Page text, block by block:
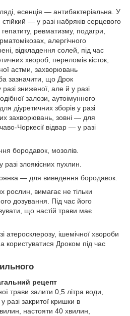
есенція — антибактеріальна. У
— у разі набряків серцевого
ревматизму, подагри,
алергічного
відкладення солей, під час
хвороб, переломів кісток,
астми, захворювань
зазначити, що Дрок
разі зниженої, але й у разі
залози, аутоімунного
діуретичних зборів у разі
захворювань, зовні — для
Чоркесії відвар — у разі
бородавок, мозолів.
злоякісних пухлин.
— для виведення бородавок.
рослин, вимагає не тільки
дозування. Під час його
що настій трави має
атеросклерозу, ішемічної хвороби
користуватися Дроком під час
рецепт
трави залити 0,5 літра води,
разі закритої кришки в
настояти 40 хвилин,